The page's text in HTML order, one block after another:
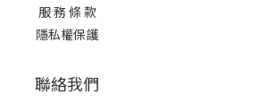
服 務 條 款
隱私權保護
聯絡我們